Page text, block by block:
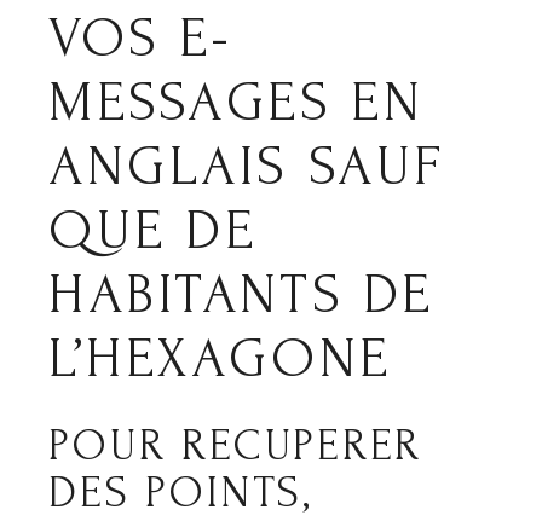
VOS E-
MESSAGES EN
ANGLAIS SAUF
QUE DE
HABITANTS DE
L’HEXAGONE
POUR RECUPERER
DES POINTS,